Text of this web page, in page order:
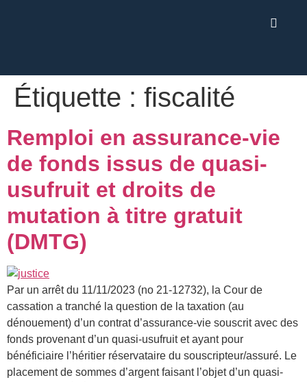
Étiquette : fiscalité
Remploi en assurance-vie
de fonds issus de quasi-
usufruit et droits de
mutation à titre gratuit
(DMTG)
Par un arrêt du 11/11/2023 (no 21-12732), la Cour de
cassation a tranché la question de la taxation (au
dénouement) d’un contrat d’assurance-vie souscrit avec des
fonds provenant d’un quasi-usufruit et ayant pour
bénéficiaire l’héritier réservataire du souscripteur/assuré. Le
placement de sommes d’argent faisant l’objet d’un quasi-